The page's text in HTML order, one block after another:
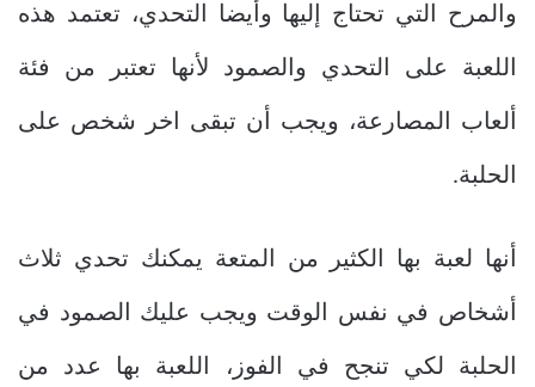
والمرح التي تحتاج إليها وأيضا التحدي، تعتمد هذه
اللعبة على التحدي والصمود لأنها تعتبر من فئة
ألعاب المصارعة، ويجب أن تبقى اخر شخص على
الحلبة.
أنها لعبة بها الكثير من المتعة يمكنك تحدي ثلاث
أشخاص في نفس الوقت ويجب عليك الصمود في
الحلبة لكي تنجح في الفوز، اللعبة بها عدد من